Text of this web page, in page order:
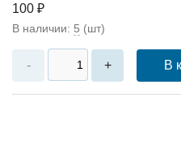
100 ₽
В наличии: 5 (шт)
- + В